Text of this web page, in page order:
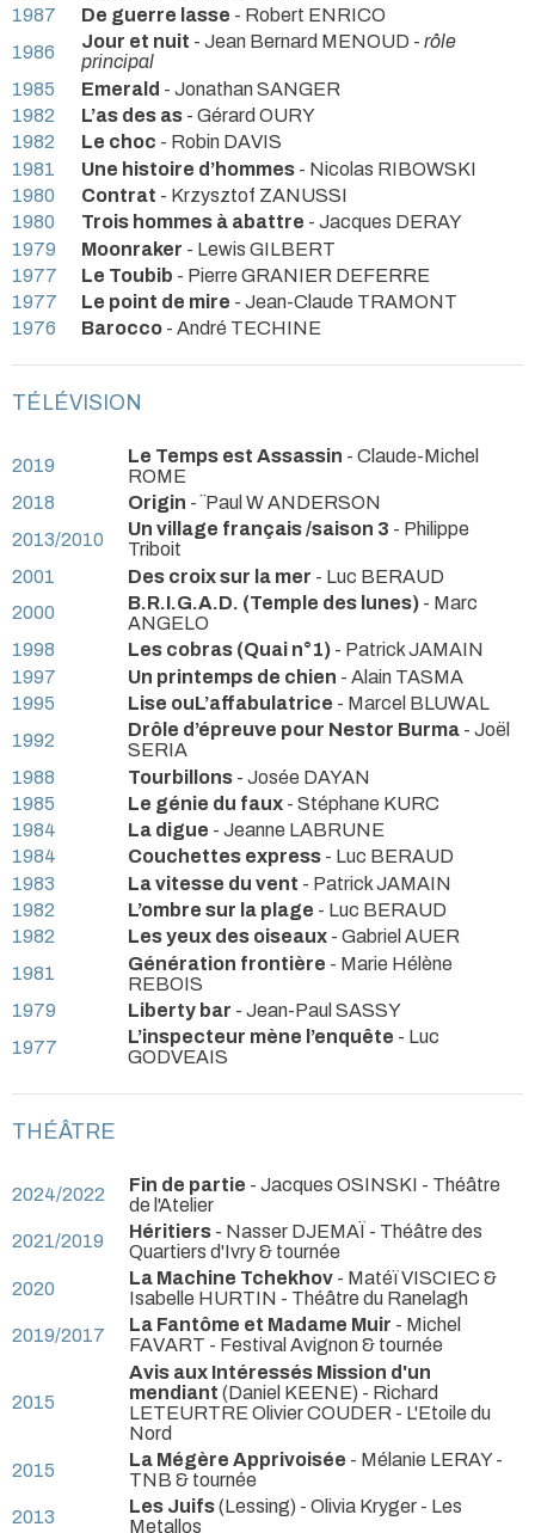
1987
De guerre lasse - Robert ENRICO
1986
Jour et nuit - Jean Bernard MENOUD - rôle
principal
1985
Emerald - Jonathan SANGER
1982
L’as des as - Gérard OURY
1982
Le choc - Robin DAVIS
1981
Une histoire d’hommes - Nicolas RIBOWSKI
1980
Contrat - Krzysztof ZANUSSI
1980
Trois hommes à abattre - Jacques DERAY
1979
Moonraker - Lewis GILBERT
1977
Le Toubib - Pierre GRANIER DEFERRE
1977
Le point de mire - Jean-Claude TRAMONT
1976
Barocco - André TECHINE
TÉLÉVISION
2019 Le Temps est Assassin - Claude-Michel
ROME
2018
Origin - ¨Paul W ANDERSON
2013/2010
Un village français /saison 3 - Philippe
Triboit
2001
Des croix sur la mer - Luc BERAUD
2000
B.R.I.G.A.D. (Temple des lunes) - Marc
ANGELO
1998
Les cobras (Quai n°1) - Patrick JAMAIN
1997
Un printemps de chien - Alain TASMA
1995
Lise ouL’affabulatrice - Marcel BLUWAL
1992
Drôle d’épreuve pour Nestor Burma - Joël
SERIA
1988
Tourbillons - Josée DAYAN
1985
Le génie du faux - Stéphane KURC
1984
La digue - Jeanne LABRUNE
1984
Couchettes express - Luc BERAUD
1983
La vitesse du vent - Patrick JAMAIN
1982
L’ombre sur la plage - Luc BERAUD
1982
Les yeux des oiseaux - Gabriel AUER
1981
Génération frontière - Marie Hélène
REBOIS
1979
Liberty bar - Jean-Paul SASSY
1977
L’inspecteur mène l’enquête - Luc
GODVEAIS
THÉÂTRE
2024/2022 Fin de partie - Jacques OSINSKI - Théâtre
de l'Atelier
2021/2019
Héritiers - Nasser DJEMAÏ - Théâtre des
Quartiers d'Ivry & tournée
2020
La Machine Tchekhov - Matéï VISCIEC &
Isabelle HURTIN - Théâtre du Ranelagh
2019/2017
La Fantôme et Madame Muir - Michel
FAVART - Festival Avignon & tournée
2015
Avis aux Intéressés Mission d'un
mendiant (Daniel KEENE) - Richard
LETEURTRE Olivier COUDER - L'Etoile du
Nord
2015
La Mégère Apprivoisée - Mélanie LERAY-
TNB & tournée
2013
Les Juifs(Lessing) - Olivia Kryger - Les
Metallos